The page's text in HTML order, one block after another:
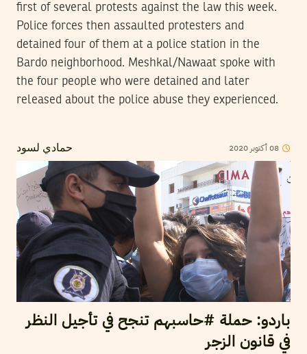
first of several protests against the law this week.
Police forces then assaulted protesters and
detained four of them at a police station in the
Bardo neighborhood. Meshkal/Nawaat spoke with
the four people who were detained and later
released about the police abuse they experienced.
حمادي لسود 08أكتوبر 2020
باردو: حملة #حاسبهم تنجح في تأجيل النظر
في قانون الزجر